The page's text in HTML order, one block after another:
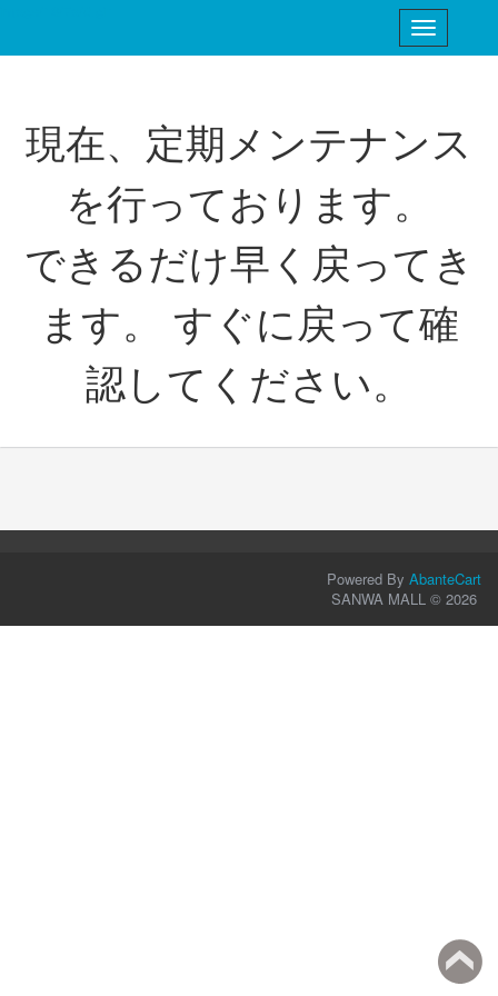
現在、定期メンテナンス
を行っております。
できるだけ早く戻ってき
ます。 すぐに戻って確
認してください。
Powered By AbanteCart
SANWA MALL © 2026